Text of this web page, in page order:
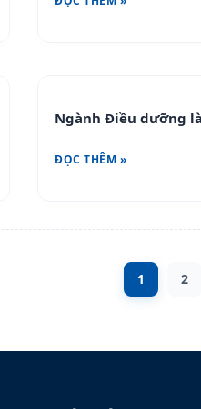
Ngành Điều dưỡng
ĐỌC THÊM »
1 2